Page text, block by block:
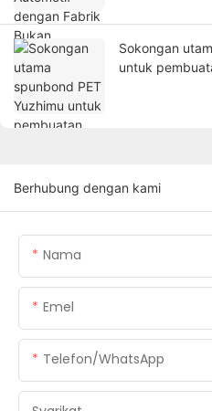
Sokongan
untuk
Berhubung dengan kami
Nama
Emel
Telefon/WhatsApp